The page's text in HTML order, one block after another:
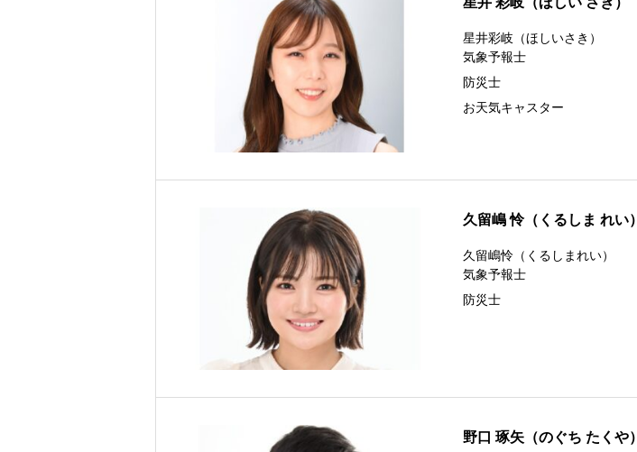
星井彩岐（ほしいさき）
気象予報士
防災士
お天気キャスター
久留嶋 怜（くるしま れい）
久留嶋怜（くるしまれい）
気象予報士
防災士
野口 琢矢（のぐち たくや）